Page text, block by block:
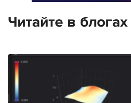
Читайте в блогах